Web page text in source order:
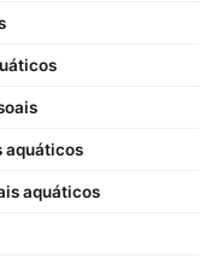
aquáticos
aquáticos